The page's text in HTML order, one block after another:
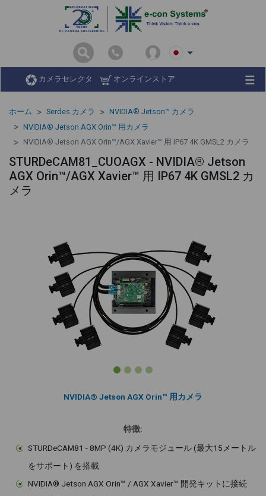
カメラセレクタ オンラインストア
ホーム Serdes カメラ
NVIDIA® Jetson™ カメラ
NVIDIA® Jetson AGX Orin™ 用カメラ
NVIDIA® Jetson AGX Orin™/AGX Xavier™ 用 IP67 4K GMSL2 カメラ
STURDeCAM81_CUOAGX - NVIDIA® Jetson
AGX Orin™/AGX Xavier™ 用 IP67 4K GMSL2 カ
メラ
NVIDIA® Jetson AGX Orin™ 用カメラ
特徴:
STURDeCAM81 - 8MP (4K) カメラモジュール (最大15メートル
をサポート) を搭載
NVIDIA® Jetson AGX Orin™ / AGX Xavier™ 開発キットに接続